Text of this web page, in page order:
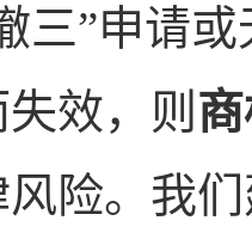
三”申请
效，则
险。我